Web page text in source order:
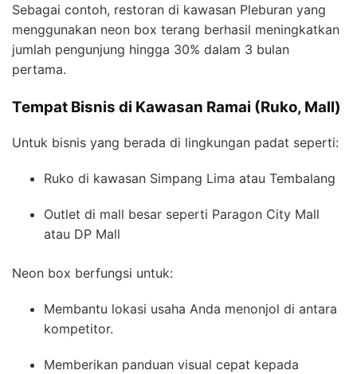
Sebagai contoh, restoran di kawasan Pleburan yang
menggunakan neon box terang berhasil meningkatkan
jumlah pengunjung hingga 30% dalam 3 bulan
pertama.
Tempat Bisnis di Kawasan Ramai (Ruko, Mall)
Untuk bisnis yang berada di lingkungan padat seperti:
Ruko di kawasan Simpang Lima atau Tembalang
Outlet di mall besar seperti Paragon City Mall
atau DP Mall
Neon box berfungsi untuk:
Membantu lokasi usaha Anda menonjol di antara
kompetitor.
Memberikan panduan visual cepat kepada